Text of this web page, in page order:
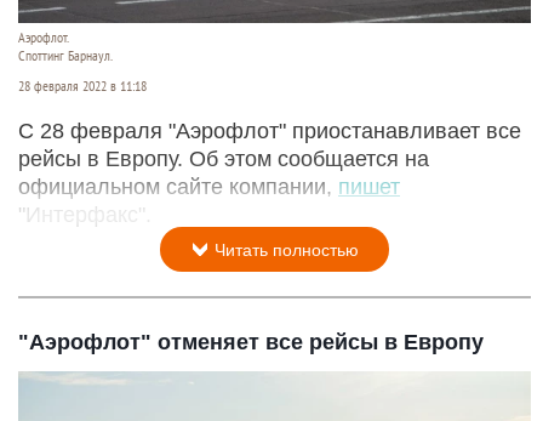
Аэрофлот.
Споттинг Барнаул.
28 февраля 2022 в 11:18
С 28 февраля "Аэрофлот" приостанавливает все
рейсы в Европу. Об этом сообщается на
официальном сайте компании, пишет
"Интерфакс".
Читать полностью
"Аэрофлот" отменяет все рейсы в Европу